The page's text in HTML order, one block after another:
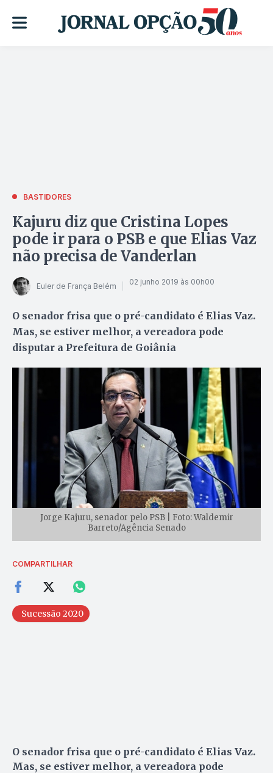
BASTIDORES
Kajuru diz que Cristina Lopes
pode ir para o PSB e que Elias Vaz
não precisa de Vanderlan
Euler de França Belém 02 junho 2019 às 00h00
O senador frisa que o pré-candidato é Elias Vaz.
Mas, se estiver melhor, a vereadora pode
disputar a Prefeitura de Goiânia
Jorge Kajuru, senador pelo PSB | Foto: Waldemir
Barreto/Agência Senado
COMPARTILHAR
Sucessão 2020
O senador frisa que o pré-candidato é Elias Vaz.
Mas, se estiver melhor, a vereadora pode